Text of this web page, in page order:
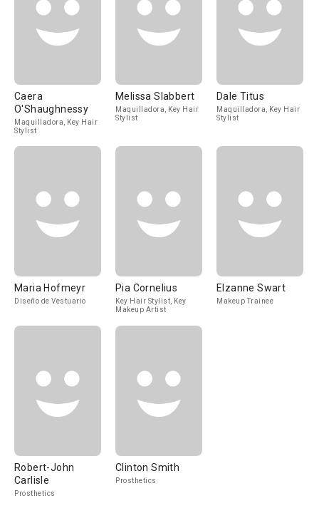
Caera
O'Shaughnessy
Maquilladora, Key Hair
Stylist
Melissa Slabbert
Maquilladora, Key Hair
Stylist
Dale Titus
Maquilladora, Key Hair
Stylist
Maria Hofmeyr
Diseño de Vestuario
Pia Cornelius
Key Hair Stylist, Key
Makeup Artist
Elzanne Swart
Makeup Trainee
Robert-John
Carlisle
Prosthetics
Clinton Smith
Prosthetics